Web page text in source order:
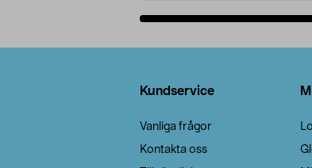
Kundservice
Vanliga frågor
Kontakta oss